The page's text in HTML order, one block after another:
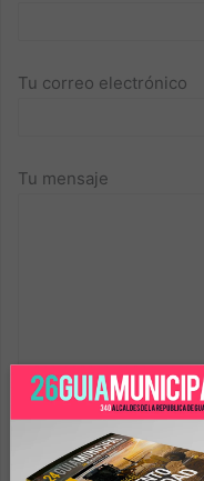
Tu correo electrónico
Tu mensaje